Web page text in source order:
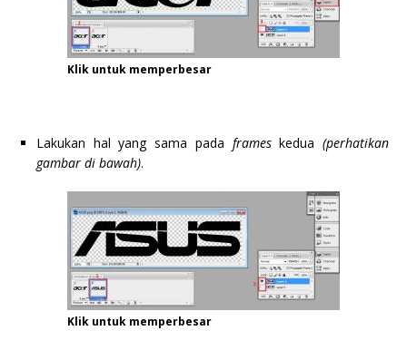
Klik untuk memperbesar
Lakukan hal yang sama pada frameskedua(perhatikan
gambar di bawah).
Klik untuk memperbesar